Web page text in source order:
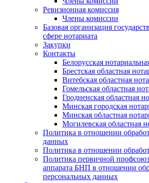
Ревизионная комиссия
Члены комиссии
Базовая организация
сфере нотариата
Закупки
Контакты
Белорусская
Брестская областная
Витебская областная
Гомельская областная
Гродненская областная
Минская городская
Минская областная
Могилевская областная
Политика в отношении
данных
Политика в отношении
Политика первичной
аппарата БНП в отношении
персональных данных